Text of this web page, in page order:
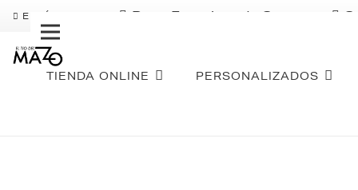
ENVÍO GRATIS Pago Fraccionado Sequra
TIENDA ONLINE PERSONALIZADOS